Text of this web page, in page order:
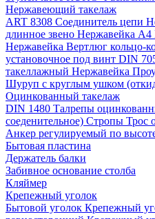
Нержавеющий такелаж
ART 8308 Соединитель цепи
длинное звено Нержавейка A4
Нержавейка Вертлюг кольцо-
установочное под винт DIN
такеллажный Нержавейка
Шуруп с круглым ушком
Оцинкованный такелаж
DIN 1480 Талрепы
соеденительное) Стропы Трос
Анкер регулируемый по
Бытовая пластина
Держатель балки
Забивное основание столба
Кляймер
Крепежный уголок
Бытовой уголок Крепежный